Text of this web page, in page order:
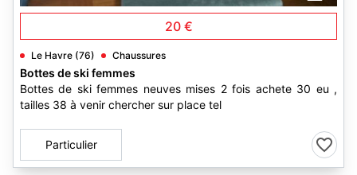
20 €
Le Havre (76) Chaussures
Bottes de ski femmes
Bottes de ski femmes neuves mises 2 fois achete 30 eu ,
tailles 38 à venir chercher sur place tel
Particulier